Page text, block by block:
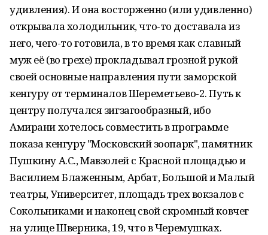
удивления). И она восторженно (или удивленно)
открывала холодильник, что-то доставала из
него, чего-то готовила, в то время как славный
муж её (во грехе) прокладывал грозной рукой
своей основные направления пути заморской
кенгуру от терминалов Шереметьево-2. Путь к
центру получался зигзагообразный, ибо
Амирани хотелось совместить в программе
показа кенгуру "Московский зоопарк", памятник
Пушкину А.С., Мавзолей с Красной площадью и
Василием Блаженным, Арбат, Большой и Малый
театры, Университет, площадь трех вокзалов с
Сокольниками и наконец свой скромный ковчег
на улице Шверника, 19, что в Черемушках.